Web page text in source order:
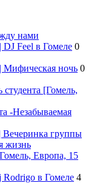
нами
Feel в Гомеле 0
Мифическая ночь 0
[Гомель,
-Незабываемая
группы
жизнь
Европа, 15
Rodrigo в Гомеле 4